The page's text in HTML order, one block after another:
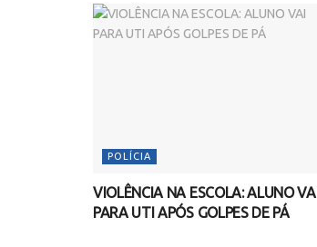
POLÍCIA
VIOLÊNCIA NA ESCOLA: ALUNO VAI
PARA UTI APÓS GOLPES DE PÁ